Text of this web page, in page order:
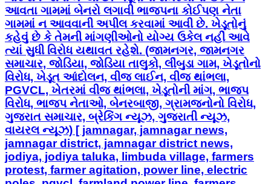
આવતા ગામમાં બેનરો લગાવી ભાજપના કોઈપણ નેતા
ગામમાં ન આવવાની અપીલ કરવામાં આવી છે. ખેડૂતોનું
કહેવું છે કે તેમની માંગણીઓનો યોગ્ય ઉકેલ નહીં આવે
ત્યાં સુધી વિરોધ યથાવત રહેશે. (જામનગર, જામનગર
સમાચાર, જોડિયા, જોડિયા તાલુકો, લીંબુડા ગામ, ખેડૂતોનો
વિરોધ, ખેડૂત આંદોલન, વીજ લાઈન, વીજ થાંભલા,
PGVCL, ખેતરમાં વીજ થાંભલા, ખેડૂતોની માંગ, ભાજપ
વિરોધ, ભાજપ નેતાઓ, બેનરબાજી, ગ્રામજનોનો વિરોધ,
ગુજરાત સમાચાર, બ્રેકિંગ ન્યૂઝ, ગુજરાતી ન્યૂઝ,
વાયરલ ન્યૂઝ) [ jamnagar, jamnagar news,
jamnagar district, jamnagar district news,
jodiya, jodiya taluka, limbuda village, farmers
protest, farmer agitation, power line, electric